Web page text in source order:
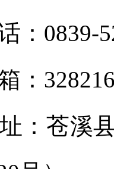
：0839-
：
：苍溪